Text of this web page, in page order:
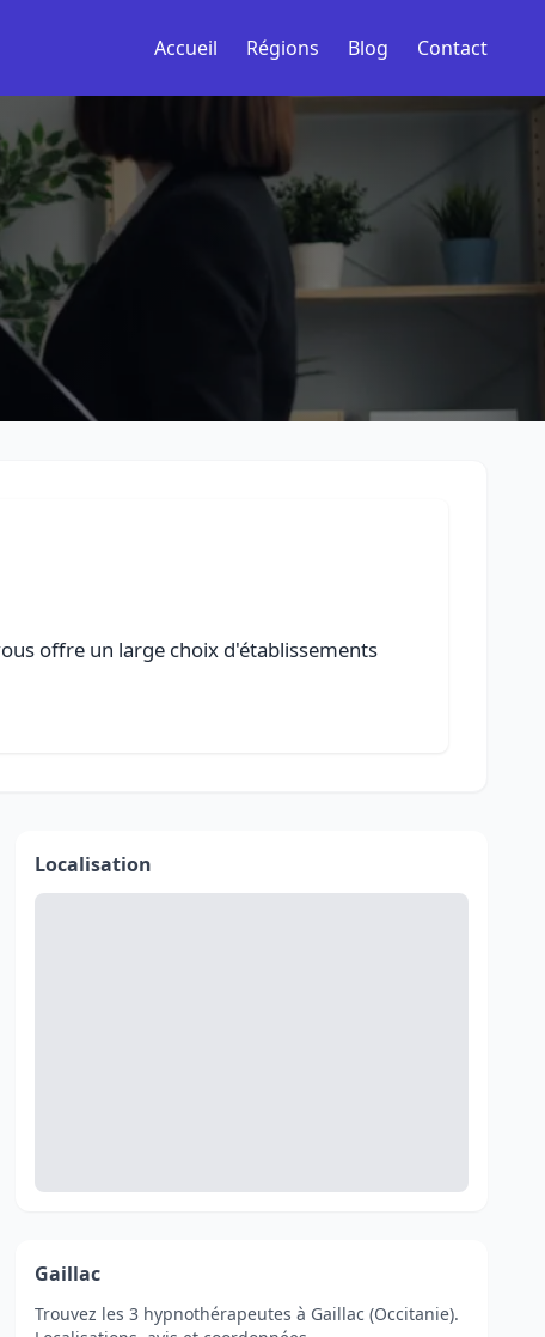
Accueil Régions Blog Contact
offre un large choix d'établissements
Localisation
Gaillac
Trouvez les 3 hypnothérapeutes à Gaillac (Occitanie).